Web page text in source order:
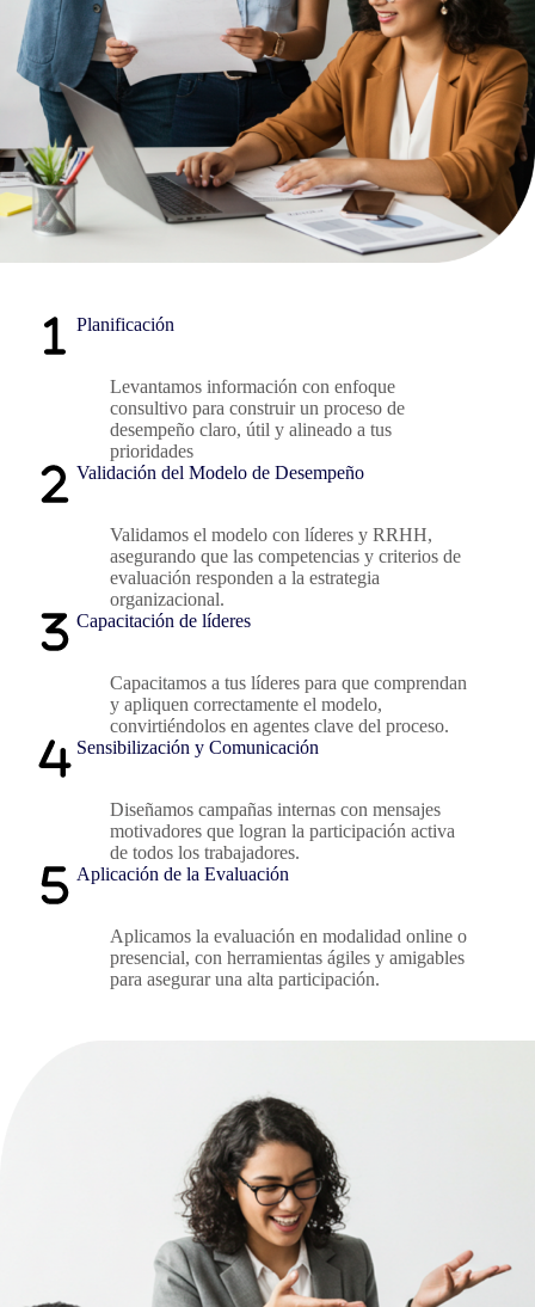
Planificación
Levantamos información con enfoque
consultivo para construir un proceso de
desempeño claro, útil y alineado a tus
prioridades
Validación del Modelo de Desempeño
Validamos el modelo con líderes y RRHH,
asegurando que las competencias y criterios de
evaluación responden a la estrategia
organizacional.
Capacitación de líderes
Capacitamos a tus líderes para que comprendan
y apliquen correctamente el modelo,
convirtiéndolos en agentes clave del proceso.
Sensibilización y Comunicación
Diseñamos campañas internas con mensajes
motivadores que logran la participación activa
de todos los trabajadores.
Aplicación de la Evaluación
Aplicamos la evaluación en modalidad online o
presencial, con herramientas ágiles y amigables
para asegurar una alta participación.